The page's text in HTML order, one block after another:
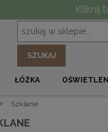
Kliknij
SZUKAJ
ŁÓŻKA
Szklane